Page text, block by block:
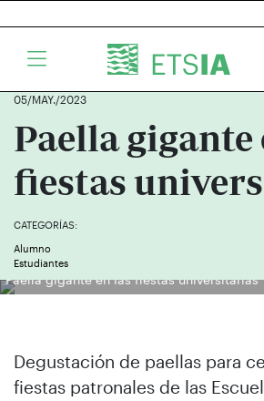
05/MAY./2023
Paella gigante
fiestas
CATEGORÍAS:
Alumno
Estudiantes
Paella gigante en las fiestas universitarias
Degustación de paellas para
fiestas patronales de las